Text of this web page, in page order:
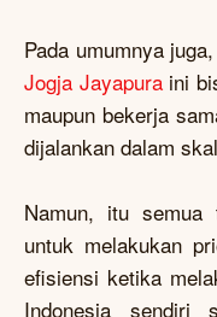
Pada umumnya
Jogja Jayapuraini
maupun bekerja
dijalankan dalam
Namun, itu semua
untuk melakukan
efisiensi ketika
Indonesia sendiri